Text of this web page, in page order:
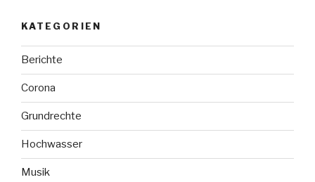
KATEGORIEN
Berichte
Corona
Grundrechte
Hochwasser
Musik